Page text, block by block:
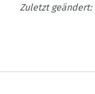
Zuletzt geändert: